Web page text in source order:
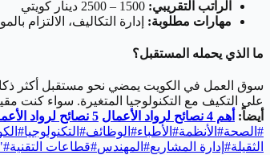
الراتب التقريبي:
مهارات مطلوبة: إدارة التكاليف، الالتزام
ما الذي يحمله المستقبل؟
سوق العمل في الكويت يمضي نحو مستقبل أكثر ذكاءً
على التكيف مع التكنولوجيا المتغيرة. سواء كنت
أيضاً: أهم 4 نصائح لرواد الأعمال 5 نصائح لرواد الأعمال
# الصحة# الأنظمة# الأطباء# الوظائف# التكنولوجيا#
الثقيلة# إدارة المشاريع# المهندس#قطاعات التقنية#